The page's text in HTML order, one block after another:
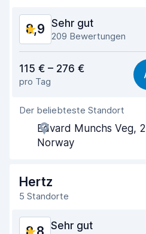
8,9 Sehr gut
209 Bewertungen
Einfach zu finden
Agenten-Hilfsbereitschaft
Schnelle Abholung
Sauberkeit des Fahrzeugs
Zustand des Fahrzeugs
115 € – 276 €
pro Tag
Der beliebteste Standort
Edvard Munchs Veg,
Norway
Hertz
5 Standorte
Sehr gut